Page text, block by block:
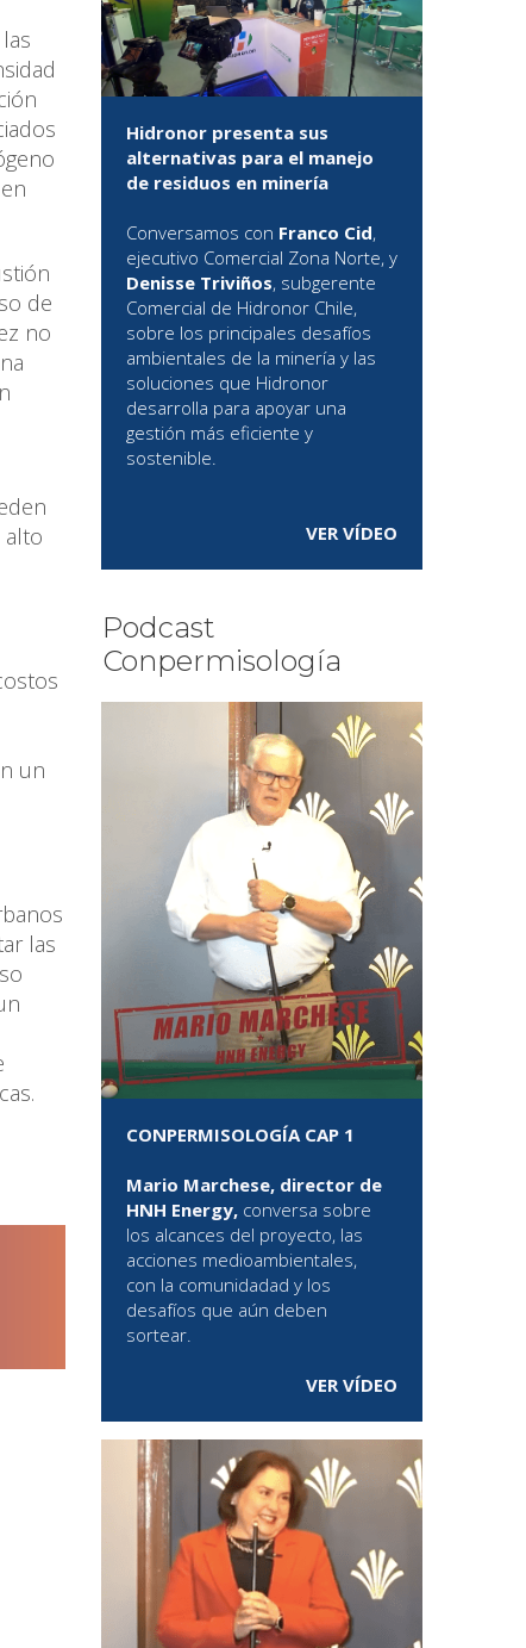
de
no
alto
un
las
Hidronor presenta sus
alternativas para el manejo
de residuos en minería
Conversamos con Franco Cid,
ejecutivo Comercial Zona Norte, y
Denisse Triviños, subgerente
Comercial de Hidronor Chile,
sobre los principales desafíos
ambientales de la minería y las
soluciones que Hidronor
desarrolla para apoyar una
gestión más eficiente y
sostenible.
VER VÍDEO
Podcast
Conpermisología
CONPERMISOLOGÍA CAP 1
Mario Marchese, director de
HNH Energy, conversa sobre
los alcances del proyecto, las
acciones medioambientales,
con la comunidadad y los
desafíos que aún deben
sortear.
VER VÍDEO